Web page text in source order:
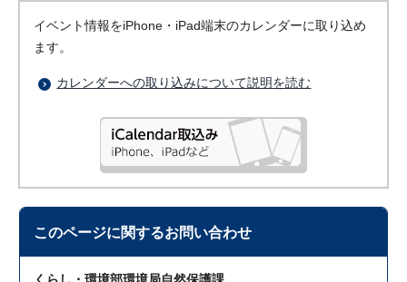
イベント情報をiPhone・iPad端末のカレンダーに取り込め
ます。
カレンダーへの取り込みについて説明を読む
このページに関するお問い合わせ